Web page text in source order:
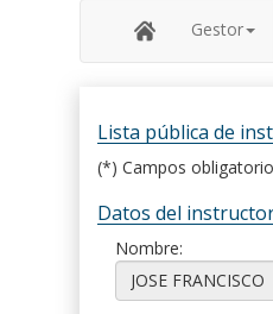
Gestor
Lista pública de
(*) Campos
Datos del
Nombre: